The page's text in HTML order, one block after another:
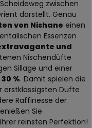
zwischen
darstellt. Genau
von Nishane einen
Essenzen
und
Nischendüfte
Sillage und einer
%. Damit spielen die
erstklassigsten Düfte
Raffinesse der
Sie
reinsten Perfektion!